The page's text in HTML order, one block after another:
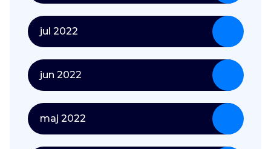
jul 2022
jun 2022
maj 2022